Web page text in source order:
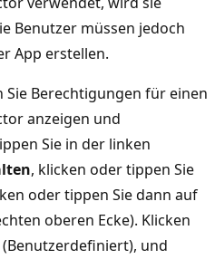
Benutzer müssen jedoch
App erstellen.
Sie Berechtigungen für einen
anzeigen und
Sie in der linken
, klicken oder tippen Sie
oder tippen Sie dann auf
oberen Ecke). Klicken
(Benutzerdefiniert), und